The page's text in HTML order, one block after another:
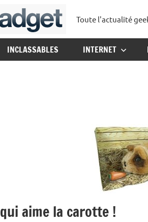
Toute l'actualité
INCLASSABLES INTERNET
aime la carotte !